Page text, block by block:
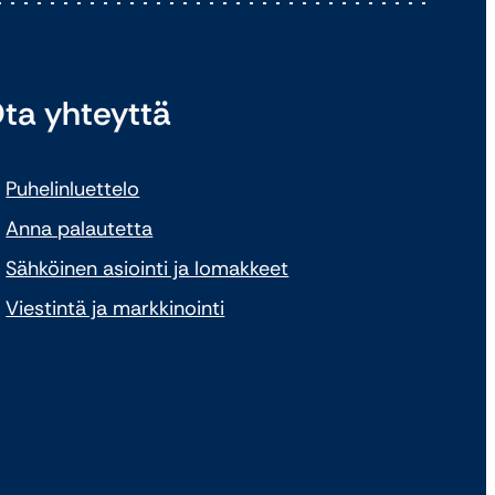
yhteyttä
Puhelinluettelo
Anna palautetta
Sähköinen asiointi ja lomakkeet
Viestintä ja markkinointi